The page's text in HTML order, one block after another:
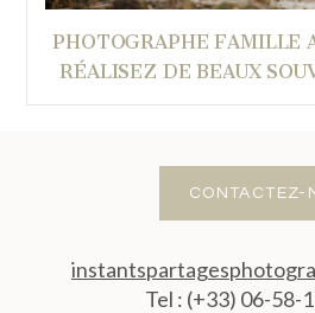
PHOTOGRAPHE FAMILLE
RÉALISEZ DE BEAUX
CONTACTEZ-
Tel : (+33) 06-58-